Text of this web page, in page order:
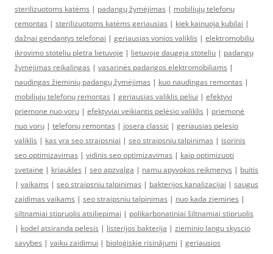
sterilizuotoms katėms | padangų žymėjimas | mobiliųjų telefonų
remontas | sterilizuotoms katėms geriausias | kiek kainuoja kubilai |
dažnai gendantys telefonai | geriausias vonios valiklis | elektromobiliu
ikrovimo stoteliu pletra lietuvoje | lietuvoje daugeja stoteliu | padangų
žymėjimas reikalingas | vasarinės padangos elektromobiliams |
naudingas žieminių padangų žymėjimas | kuo naudingas remontas |
mobiliųjų telefonų remontas | geriausias valiklis peliui | efektyvi
priemone nuo voru | efektyviai veikiantis pelėsio valiklis | priemonė
nuo vorų | telefonų remontas | josera classic | geriausias pelesio
valiklis | kas yra seo straipsniai | seo straipsniu talpinimas | isorinis
seo optimizavimas | vidinis seo optimizavimas | kaip optimizuoti
svetaine | kriaukles | seo apzvalga | namu apyvokos reikmenys | buitis
| vaikams | seo straipsniu talpinimas | bakterijos kanalizacijai | saugus
zaidimas vaikams | seo straipsniu talpinimas | nuo kada ziemines |
siltnamiai stipruolis atsiliepimai | polikarbonatiniai šiltnamiai stipruolis
| kodel atsiranda pelesis | listerijos bakterija | zieminio langu skyscio
savybes | vaiku zaidimui | bioloģiskie risinājumi | geriausios